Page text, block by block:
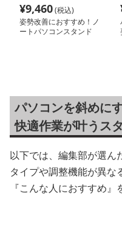
¥9,460(税込)
姿勢改善におすすめ！ノ
ートパソコンスタンド
パソコンを斜めに
快適作業が叶うス
以下では、編集部が選ん
タイプや調整機能が異な
『こんな人におすすめ』